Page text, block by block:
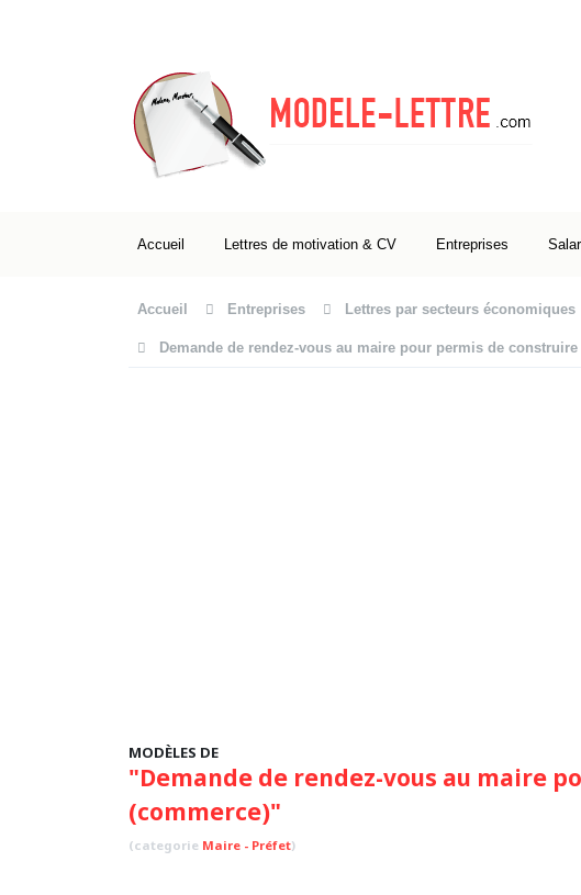
Accueil Lettres de motivation & CV Entreprises
Accueil Entreprises Lettres par secteurs économiques
Demande de rendez-vous au maire pour permis de
MODÈLES DE
"Demande de rendez-vous au maire
(commerce)"
(categorie Maire - Préfet)